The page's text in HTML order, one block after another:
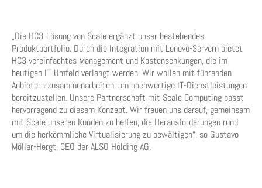
„Die HC3-Lösung von Scale ergänzt unser bestehendes
Produktportfolio. Durch die Integration mit Lenovo-Servern bietet
HC3 vereinfachtes Management und Kostensenkungen, die im
heutigen IT-Umfeld verlangt werden. Wir wollen mit führenden
Anbietern zusammenarbeiten, um hochwertige IT-Dienstleistungen
bereitzustellen. Unsere Partnerschaft mit Scale Computing passt
hervorragend zu diesem Konzept. Wir freuen uns darauf, gemeinsam
mit Scale unseren Kunden zu helfen, die Herausforderungen rund
um die herkömmliche Virtualisierung zu bewältigen“, so Gustavo
Möller-Hergt, CEO der ALSO Holding AG.